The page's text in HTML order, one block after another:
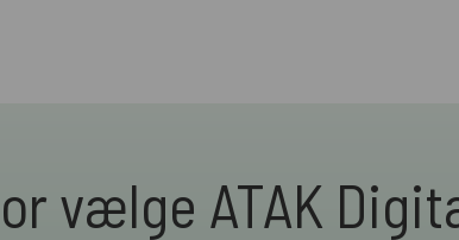
vælge ATAK